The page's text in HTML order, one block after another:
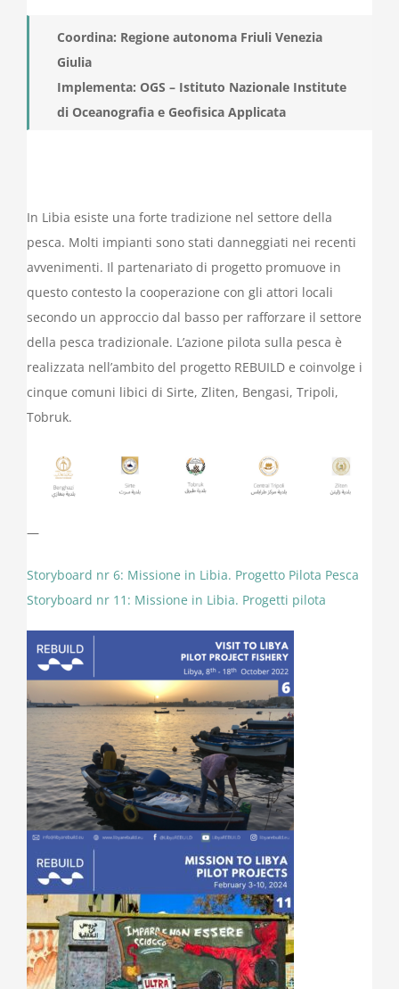
Coordina: Regione autonoma Friuli Venezia
Giulia
Implementa: OGS – Istituto Nazionale Institute
di Oceanografia e Geofisica Applicata
In Libia esiste una forte tradizione nel settore della
pesca. Molti impianti sono stati danneggiati nei recenti
avvenimenti. Il partenariato di progetto promuove in
questo contesto la cooperazione con gli attori locali
secondo un approccio dal basso per rafforzare il settore
della pesca tradizionale. L’azione pilota sulla pesca è
realizzata nell’ambito del progetto REBUILD e coinvolge i
cinque comuni libici di Sirte, Zliten, Bengasi, Tripoli,
Tobruk.
—
Storyboard nr 6: Missione in Libia. Progetto Pilota Pesca
Storyboard nr 11: Missione in Libia. Progetti pilota